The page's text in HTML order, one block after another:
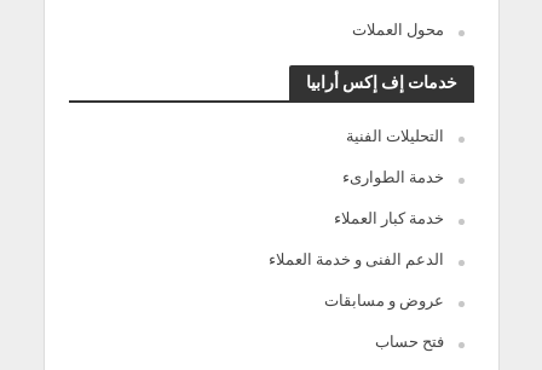
محول العملات
خدمات إف إكس أرابيا
التحليلات الفنية
خدمة الطوارىء
خدمة كبار العملاء
الدعم الفنى و خدمة العملاء
عروض و مسابقات
فتح حساب